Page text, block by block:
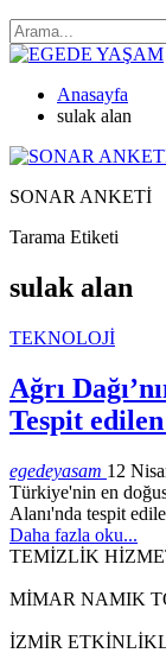
Anasayfa
sulak alan
SONAR ANKETİ
Tarama Etiketi
sulak alan
TEKNOLOJİ
Ağrı
Tespit
egedeyasam 12
Türkiye'nin en
Alanı'nda tespit
Daha fazla oku...
TEMİZLİK
MİMAR NAMIK
İZMİR